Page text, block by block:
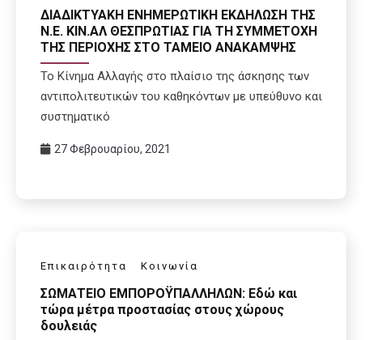
ΔΙΑΔΙΚΤΥΑΚΗ ΕΝΗΜΕΡΩΤΙΚΗ ΕΚΔΗΛΩΣΗ ΤΗΣ
Ν.Ε. ΚΙΝ.ΑΛ ΘΕΣΠΡΩΤΙΑΣ ΓΙΑ ΤΗ ΣΥΜΜΕΤΟΧΗ
ΤΗΣ ΠΕΡΙΟΧΗΣ ΣΤΟ ΤΑΜΕΙΟ ΑΝΑΚΑΜΨΗΣ
Το Κίνημα Αλλαγής στο πλαίσιο της άσκησης των
αντιπολιτευτικών του καθηκόντων με υπεύθυνο και
συστηματικό
27 Φεβρουαρίου, 2021
Επικαιρότητα Κοινωνία
ΣΩΜΑΤΕΙΟ ΕΜΠΟΡΟΫΠΑΛΛΗΛΩΝ: Εδώ και
τώρα μέτρα προστασίας στους χώρους
δουλειάς